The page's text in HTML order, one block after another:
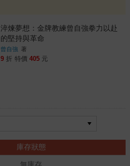
淬煉夢想：金牌教練曾自強拳力以赴
的堅持與革命
曾自強 著
9 折 特價 405 元
庫存狀態
無庫存